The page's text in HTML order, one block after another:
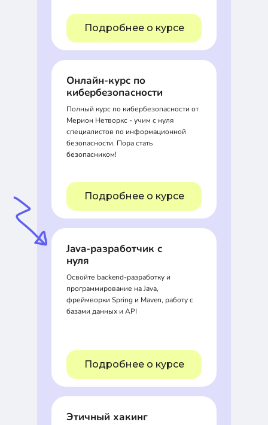
Подробнее о курсе
Онлайн-курс по
кибербезопасности
Полный курс по кибербезопасности от
Мерион Нетворкс - учим с нуля
специалистов по информационной
безопасности. Пора стать
безопасником!
Подробнее о курсе
Java-разработчик с
нуля
Освойте backend-разработку и
программирование на Java,
фреймворки Spring и Maven, работу с
базами данных и API
Подробнее о курсе
Этичный хакинг